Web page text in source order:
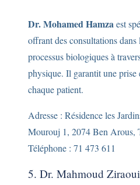
Dr. Mohamed Hamzaest
offrant des consultations dans
processus biologiques à
physique. Il garantit une
chaque patient.
Adresse : Résidence les
Mourouj 1, 2074 Ben Arous,
Téléphone : 71 473 611
5. Dr. Mahmoud Ziraoui